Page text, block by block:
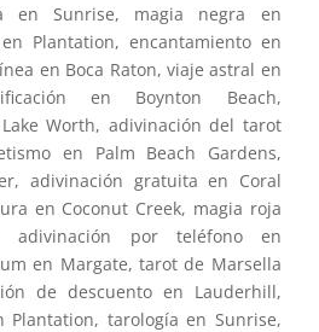
en Sunrise, magia negra en
Plantation, encantamiento en
en Boca Raton, viaje astral en
en Boynton Beach,
Worth, adivinación del tarot
en Palm Beach Gardens,
adivinación gratuita en Coral
en Coconut Creek, magia roja
adivinación por teléfono en
en Margate, tarot de Marsella
de descuento en Lauderhill,
Plantation, tarología en Sunrise,